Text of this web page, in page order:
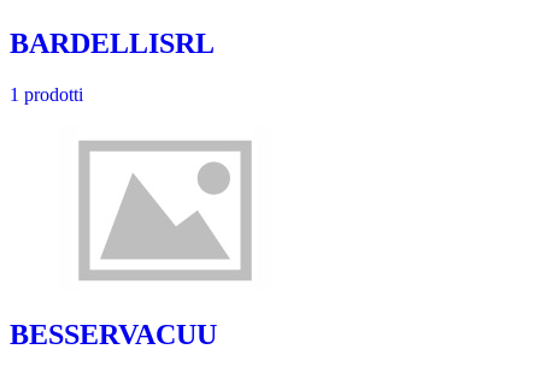
BARDELLISRL
1 prodotti
BESSERVACUU